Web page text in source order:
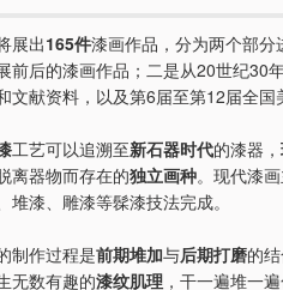
展出165件漆画作品，分为两个部
前后的漆画作品；二是从20世纪30
文献资料，以及第6届至第12届全国
工艺可以追溯至新石器时代的漆器，
离器物而存在的独立画种。现代漆
堆漆、雕漆等髹漆技法完成。
制作过程是前期堆加与后期打磨的
无数有趣的漆纹肌理 ，干一遍堆一